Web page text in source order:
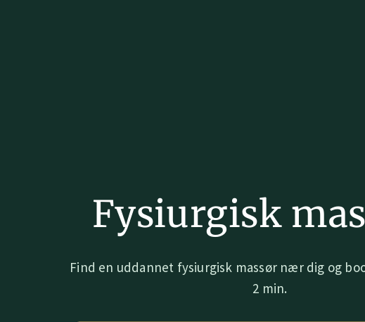
Fysiurgisk
Find en uddannet fysiurgisk massør nær dig og
2 min.